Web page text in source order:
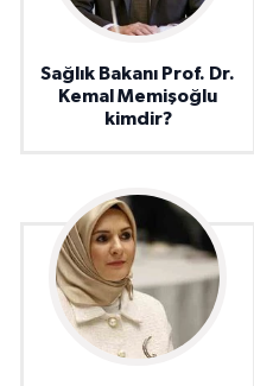
Sağlık Bakanı Prof. Dr.
Kemal Memişoğlu
kimdir?